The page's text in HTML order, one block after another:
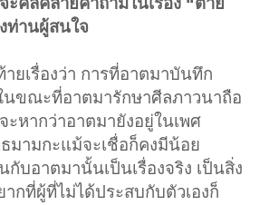
ท่านผู้สนใจ
ยเรื่องว่า การที่อาตมาบันทึก
นขณะที่อาตมารักษาศีลภาวนาถือ
ะหากว่าอาตมายังอยู่ในเพศ
มามกะแม้จะเชื่อก็คงมีน้อย
กับอาตมานั้นเป็นเรื่องจริง เป็นสิ่ง
กที่ผู้ที่ไม่ได้ประสบกับตัวเองก็